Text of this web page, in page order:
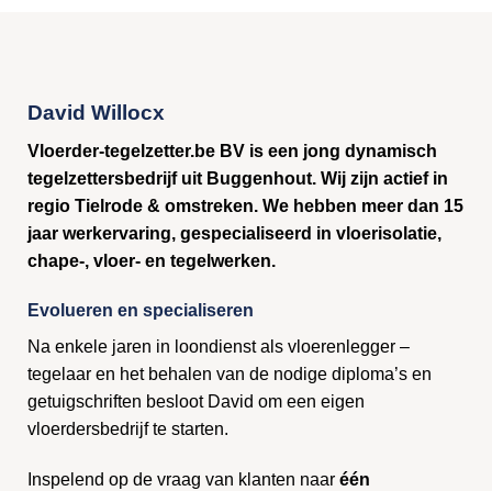
David Willocx
Vloerder-tegelzetter.be BV is een jong dynamisch
tegelzettersbedrijf uit Buggenhout. Wij zijn actief in
regio Tielrode & omstreken. We hebben meer dan 15
jaar werkervaring, gespecialiseerd in vloerisolatie,
chape-, vloer- en tegelwerken.
Evolueren en specialiseren
Na enkele jaren in loondienst als vloerenlegger –
tegelaar en het behalen van de nodige diploma’s en
getuigschriften besloot David om een eigen
vloerdersbedrijf te starten.
Inspelend op de vraag van klanten naar één